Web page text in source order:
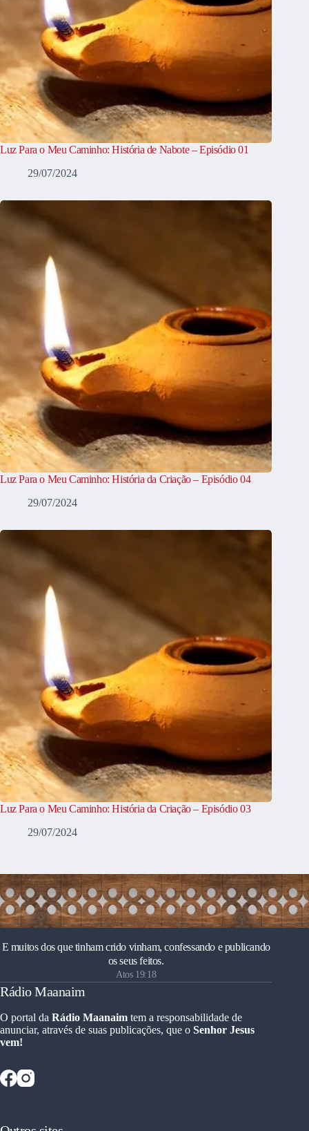
Luz Para o Meu Caminho: História de Nabote – Episódio 01
29/07/2024
Luz Para o Meu Caminho: História da Criação – Episódio 04
29/07/2024
Luz Para o Meu Caminho: História da Criação – Episódio 03
29/07/2024
E muitos dos que tinham crido vinham, confessando e publicando
os seus feitos.
Atos 19:18
Rádio Maanaim
O portal da Rádio Maanaim tem a responsabilidade de
anunciar, através de suas publicações, que o Senhor Jesus
vem!